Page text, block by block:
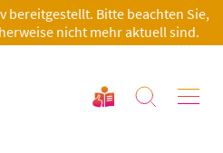
bereitgestellt. Bitte beachten Sie,
nicht mehr aktuell sind.